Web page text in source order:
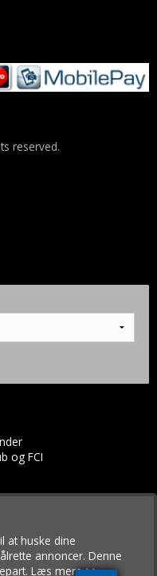
reserved.
og FCI
at huske dine
annoncer. Denne
Læs mere >>